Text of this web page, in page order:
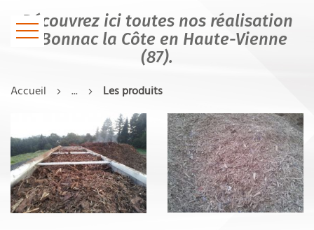
CONNEXES DE SCIERIE
GALERIE PHOTOS
STOCKAGE/LOGISTIQUE
Découvrez ici toutes nos réalisation
à Bonnac la Côte en Haute-Vienne
(87).
Accueil ... Les produits